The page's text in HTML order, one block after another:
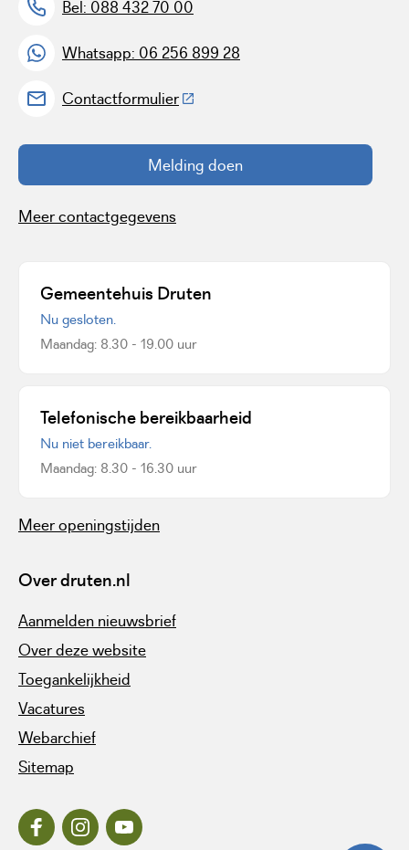
Bel: 088 432 70 00
Whatsapp: 06 256 899 28
Contactformulier(Deze link gaat naar een externe
Melding doen
Meer contactgegevens
Gemeentehuis Druten
Nu gesloten.
Maandag: 8.30 - 19.00 uur
Telefonische bereikbaarheid
Nu niet bereikbaar.
Maandag: 8.30 - 16.30 uur
Meer openingstijden
Over druten.nl
Aanmelden nieuwsbrief
Over deze website
Toegankelijkheid
Vacatures
Webarchief
Sitemap